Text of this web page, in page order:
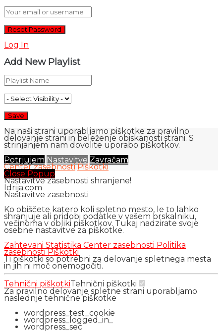
Log In
Add New Playlist
Na naši strani uporabljamo piškotke za pravilno
delovanje strani in beleženje obiskanosti strani. S
strinjanjem nam dovolite uporabo piškotkov.
Potrjujem Nastavitve Zavračam
Center zasebnosti Piškotki
Close Popup
Nastavitve zasebnosti shranjene!
Idrija.com
Nastavitve zasebnosti
Ko obiščete katero koli spletno mesto, le to lahko
shranjuje ali pridobi podatke v vašem brskalniku,
večinoma v obliki piškotkov. Tukaj nadzirate svoje
osebne nastavitve za piškotke.
Zahtevani Statistika Center zasebnosti Politika
zasebnosti Piškotki
Ti piškotki so potrebni za delovanje spletnega mesta
in jih ni moč onemogočiti.
Tehnični piškotkiTehnični piškotki
Za pravilno delovanje spletne strani uporabljamo
naslednje tehnične piškotke
wordpress_test_cookie
wordpress_logged_in_
wordpress_sec